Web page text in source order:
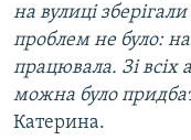
на вулиці
проблем не було:
працювала. Зі всіх
можна було
Катерина.